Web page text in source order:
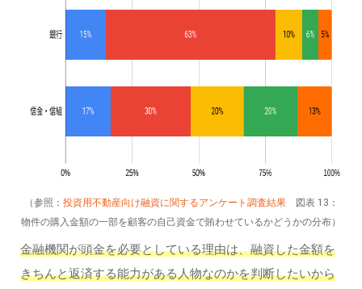
（参照： 投資用不動産向け融資に関するアンケート調査結果図表 13：
物件の購入金額の一部を顧客の自己資金で賄わせているかどうかの分布）
金融機関が頭金を必要としている理由は、融資した金額を
きちんと返済する能力がある人物なのかを判断したいから